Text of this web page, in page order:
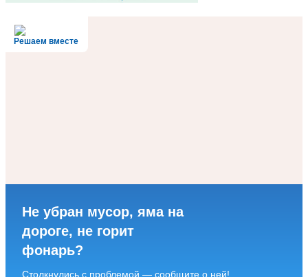
Решаем вместе
Не убран мусор, яма на
дороге, не горит
фонарь?
Столкнулись с проблемой — сообщите о ней!